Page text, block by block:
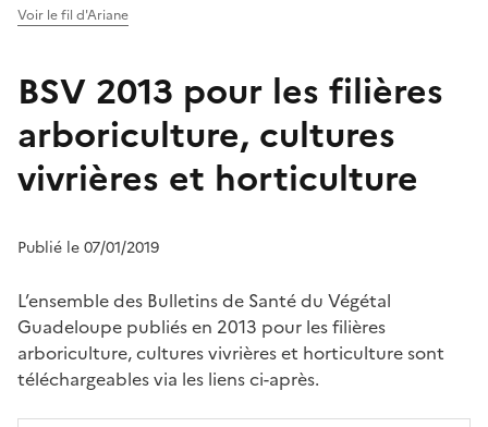
Voir le fil d'Ariane
BSV 2013 pour les filières
arboriculture, cultures
vivrières et horticulture
Publié le 07/01/2019
L’ensemble des Bulletins de Santé du Végétal
Guadeloupe publiés en 2013 pour les filières
arboriculture, cultures vivrières et horticulture sont
téléchargeables via les liens ci-après.